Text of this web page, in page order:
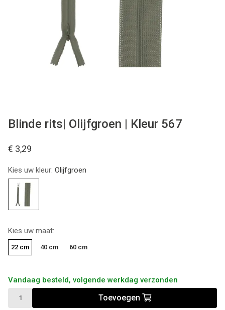
Blinde rits| Olijfgroen | Kleur 567
€ 3,29
Kies uw kleur: Olijfgroen
Kies uw maat:
22 cm 40 cm 60 cm
Vandaag besteld, volgende werkdag verzonden
Toevoegen